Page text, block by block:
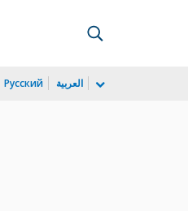
Русский العربية